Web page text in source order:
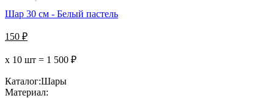
Шар 30 см - Белый пастель
150 ₽
х 10 шт = 1 500 ₽
Каталог:Шары
Материал: